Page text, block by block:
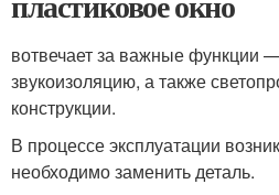
вотвечает за важные функции
звукоизоляцию, а также
конструкции.
В процессе эксплуатации
необходимо заменить деталь.